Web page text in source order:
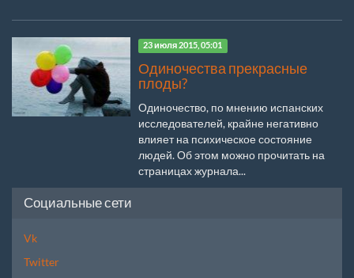
23 июля 2015, 05:01
Одиночества прекрасные
плоды?
Одиночество, по мнению испанских
исследователей, крайне негативно
влияет на психическое состояние
людей. Об этом можно прочитать на
страницах журнала...
Социальные сети
Vk
Twitter